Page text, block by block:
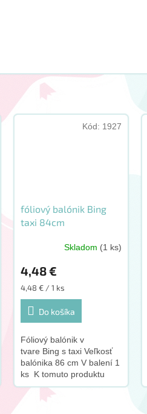
fóliový balónik Bing
taxi 84cm
Skladom (1 ks)
4,48 €
Jednotková
cena:
4,48 € / 1 ks
Do košíka
Fóliový balónik v
tvare Bing s taxi Veľkosť
balónika 86 cm V balení 1
ks K tomuto produktu
odporúčame dokúpiť tento
doplnok:
Kód: 1927